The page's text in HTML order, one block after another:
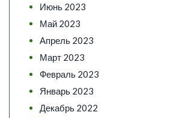
Июнь 2023
Май 2023
Апрель 2023
Март 2023
Февраль 2023
Январь 2023
Декабрь 2022